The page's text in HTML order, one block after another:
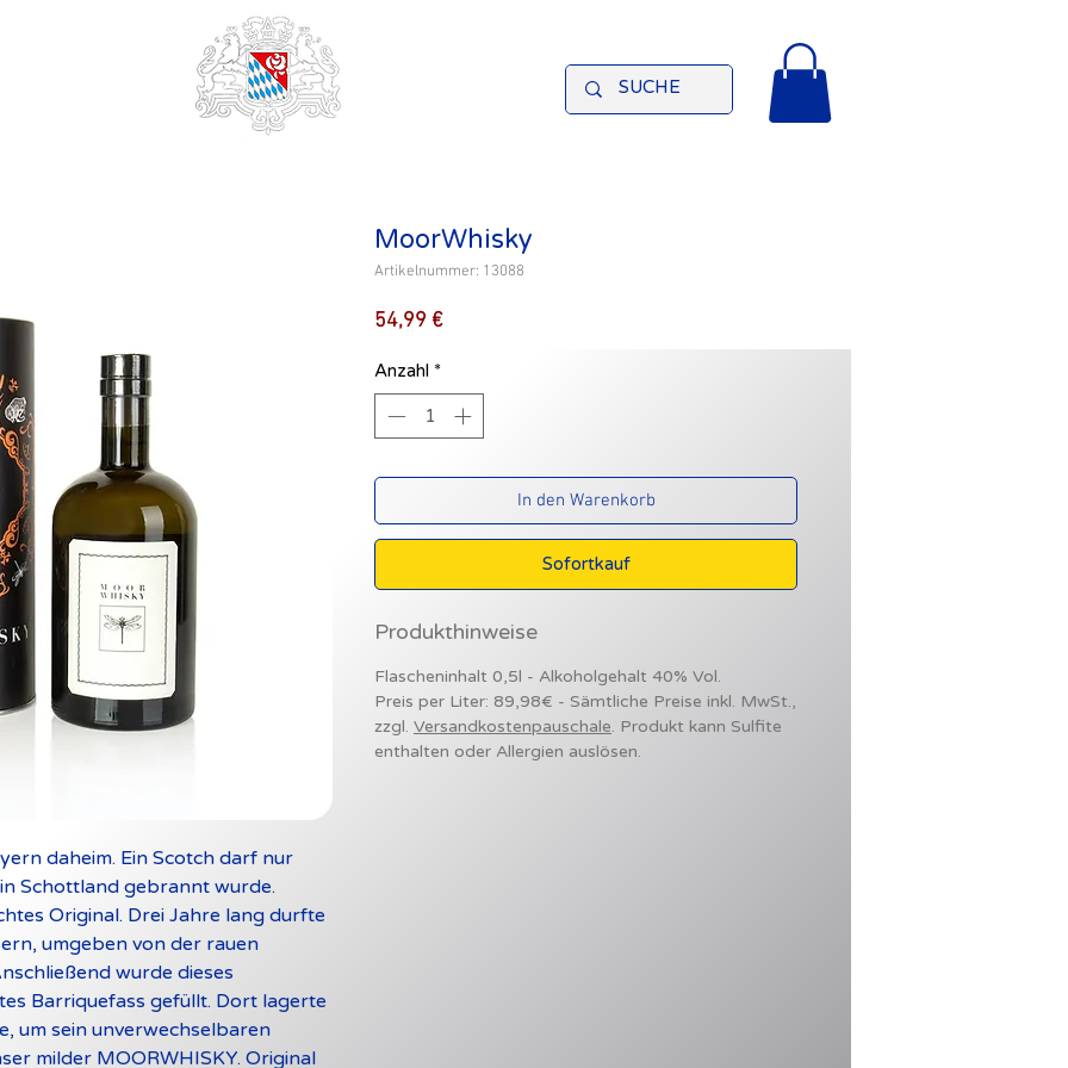
daheim. Ein Scotch darf nur
Schottland gebrannt wurde.
Original. Drei Jahre lang durfte
umgeben von der rauen
wurde dieses
Barriquefass gefüllt. Dort lagerte
um sein unverwechselbaren
milder MOORWHISKY. Original
MoorWhisky
Artikelnummer: 13088
54,99 €Preis
Anzahl *
In den Warenkorb
Sofortkauf
Produkthinweise
Flascheninhalt 0,5l - Alkoholgehalt 40% Vol.
Preis per Liter: 89,98€ - Sämtliche Preise inkl. MwSt.,
zzgl. Versandkostenpauschale. Produkt kann Sulfite
enthalten oder Allergien auslösen.